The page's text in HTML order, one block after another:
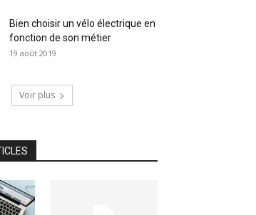
Bien choisir un vélo électrique en
fonction de son métier
19 août 2019
Voir plus